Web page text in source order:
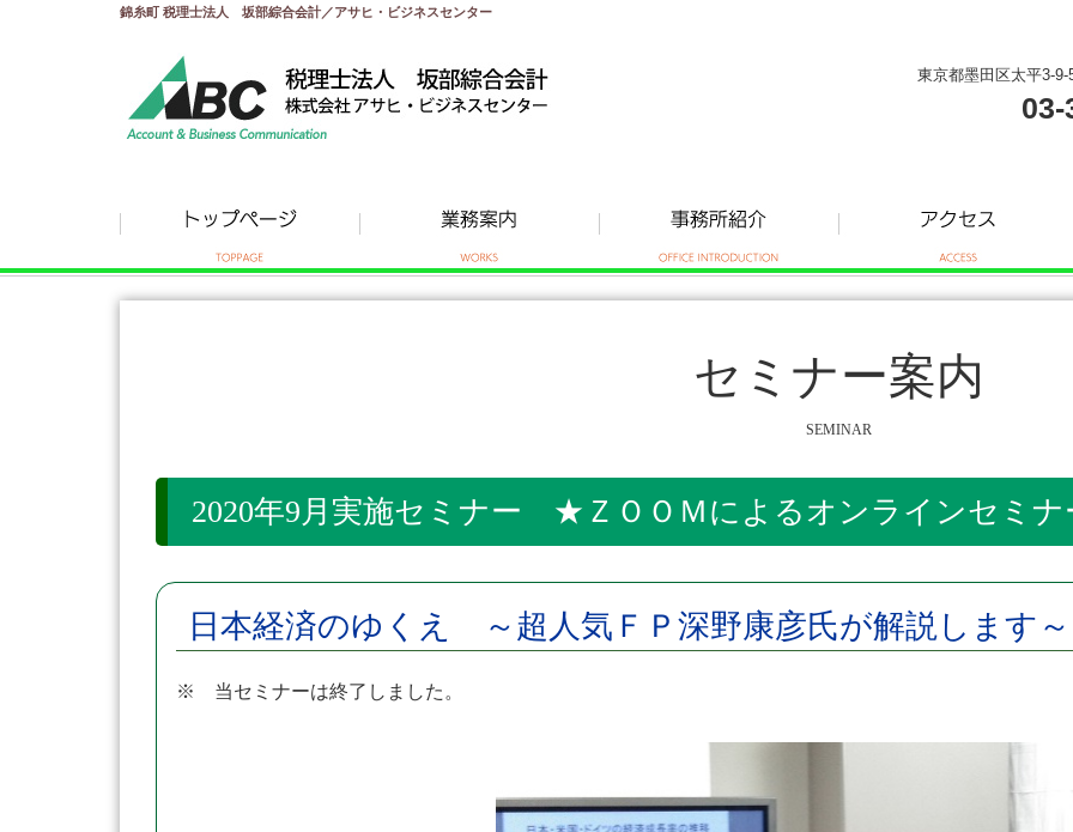
錦糸町 税理士法人 坂部綜合会計／アサヒ・ビジネスセンター
東京都墨田区太平3-
03-
セミナー案内
SEMINAR
2020年9月実施セミナー ★ＺＯＯＭによるオンラインセミ
日本経済のゆくえ ～超人気ＦＰ深野康彦氏が解説します～
※ 当セミナーは終了しました。